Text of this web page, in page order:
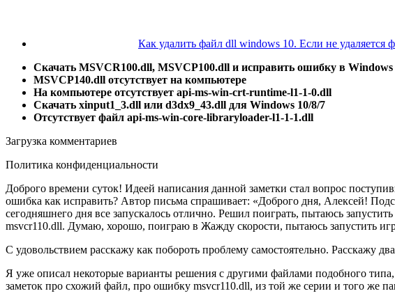
Как удалить файл dll windows 10. Если не удаляется
Скачать MSVCR100.dll, MSVCP100.dll и исправить ошибку в Windows
MSVCP140.dll отсутствует на компьютере
На компьютере отсутствует api-ms-win-crt-runtime-l1-1-0.dll
Скачать xinput1_3.dll или d3dx9_43.dll для Windows 10/8/7
Отсутствует файл api-ms-win-core-libraryloader-l1-1-1.dll
Загрузка комментариев
Политика конфиденциальности
Доброго времени суток! Идеей написания данной заметки стал вопрос
ошибка как исправить? Автор письма спрашивает: «Доброго дня, Алексей!
сегодняшнего дня все запускалось отлично. Решил поиграть, пытаюсь
msvcr110.dll. Думаю, хорошо, поиграю в Жажду скорости, пытаюсь запустить
С удовольствием расскажу как побороть проблему самостоятельно. Расскажу
Я уже описал некоторые варианты решения с другими файлами подобного
заметок про схожий файл, про ошибку msvcr110.dll, из той же серии и того же